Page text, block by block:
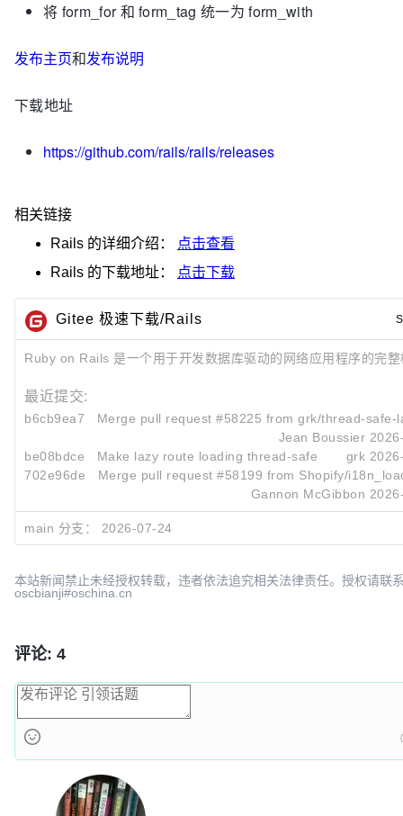
将 form_for 和 form_tag 统一为 form_with
发布主页和发布说明
下载地址
https://github.com/rails/rails/releases
相关链接
Rails 的详细介绍：
点击查看
Rails 的下载地址： 点击下载
Gitee 极速下载/Rails
Ruby on Rails 是一个用于开发数据库驱动的网络应用程序的完整
最近提交:
b6cb9ea7
Merge pull request #58225 from grk/thread-safe-
Jean Boussier
be08bdce
Make lazy route loading thread-safe grk
702e96de
Merge pull request #58199 from Shopify/
Gannon McGibbon
main 分支： 2026-07-24
本站新闻禁止未经授权转载，违者依法追究相关法律责任。授权请联
oscbianji#oschina.cn
评论: 4